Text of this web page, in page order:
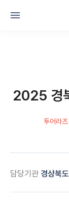
2025 경
투어라
담당기관 경상북